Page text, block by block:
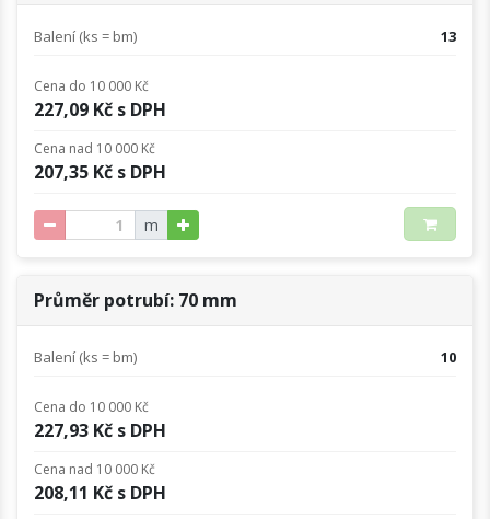
Balení (ks = bm) 13
Cena do 10 000 Kč
227,09 Kč s DPH
Cena nad 10 000 Kč
207,35 Kč s DPH
m
Průměr potrubí: 70 mm
Balení (ks = bm) 10
Cena do 10 000 Kč
227,93 Kč s DPH
Cena nad 10 000 Kč
208,11 Kč s DPH